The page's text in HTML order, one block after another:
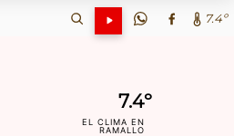
7.4º
7.4º
EL CLIMA EN
RAMALLO